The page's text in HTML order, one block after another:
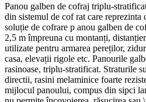
Panou galben de cofraj triplu-
din sistemul de cof rat care reprezinta
soluție de cofrare p anou galben de
2,5 m împreuna cu montanți,
utilizate pentru armarea pereților,
casa, elevații rigole etc. Panourile
rasinoase, triplu-stratificat. Straturile
directii, rasini melaminice foarte
mijlocul panoului, compus din sipci